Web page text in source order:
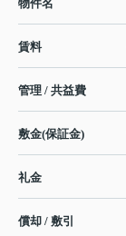
物件名
賃料
管理 / 共益費
敷金(保証金)
礼金
償却 / 敷引